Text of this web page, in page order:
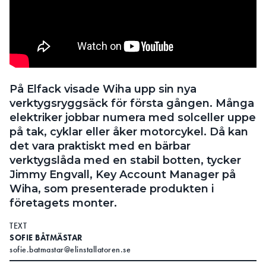
sådan sammankoppling ska man inte
skyddsutjämna.
Huvudjordningsskenan är
hjärtat i elinstallationens
potentialutjämningssystem.
Foro: Lars-Göran Hedin
Fel
dimension
på kablarna
Elinstallationsreglerna föreskriver att en kabel som
ska anslutas till huvudjordningsskena ska ha en
ledararea som är minst hälften så stor som den
största skyddsjordledaren i installationen, men
• 6 kvadrat för kopparledare
• 16 kvadrat för aluminium
På Elfack visade Wiha upp sin nya
verktygsryggsäck för första gången. Många
elektriker jobbar numera med solceller uppe
på tak, cyklar eller åker motorcykel. Då kan
det vara praktiskt med en bärbar
verktygslåda med en stabil botten, tycker
Jimmy Engvall, Key Account Manager på
Wiha, som presenterade produkten i
företagets monter.
TEXT
SOFIE BÅTMÄSTAR
sofie.batmastar@elinstallatoren.se